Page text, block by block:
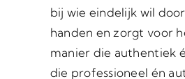
bij wie eindelijk wil
handen en zorgt voor
manier die authentiek
die professioneel én